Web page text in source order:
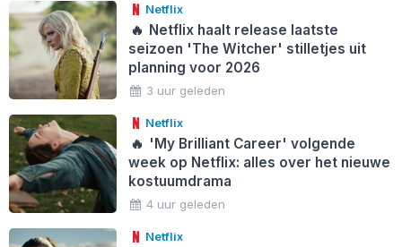
Netflix
🔥 Netflix haalt release laatste
seizoen 'The Witcher' stilletjes uit
planning voor 2026
3 uur geleden
Netflix
🔥 'My Brilliant Career' volgende
week op Netflix: alles over het nieuwe
kostuumdrama
4 uur geleden
Netflix